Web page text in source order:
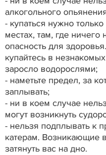
алкогольного
- купаться нужно
местах, там, где ничего
опасность для
купайтесь в
заросло водорослями;
- наметьте предел, за
заплывать;
- ни в коем случае
могут возникнуть
- нельзя подплывать к
катерам. Возникающие
затянуть вас на дно.